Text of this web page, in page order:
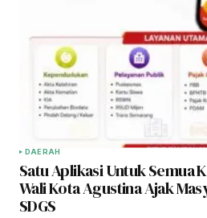
DAERAH
Satu Aplikasi Untuk Semua
Wali Kota Agustina Ajak
SDGS